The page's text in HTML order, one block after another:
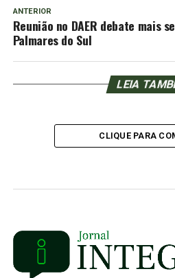
ANTERIOR
Reunião no DAER debate mais
Palmares do Sul
LEIA
CLIQUE PARA